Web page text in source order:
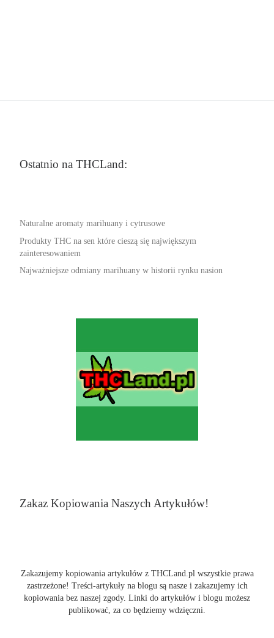
Ostatnio na THCLand:
Naturalne aromaty marihuany i cytrusowe
Produkty THC na sen które cieszą się największym
zainteresowaniem
Najważniejsze odmiany marihuany w historii rynku nasion
Zakaz Kopiowania Naszych Artykułów!
Zakazujemy kopiowania artykułów z THCLand.pl wszystkie prawa
zastrzeżone! Treści-artykuły na blogu są nasze i zakazujemy ich
kopiowania bez naszej zgody. Linki do artykułów i blogu możesz
publikować, za co będziemy wdzięczni.